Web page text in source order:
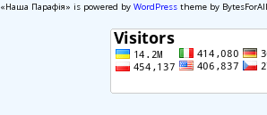
«Наша Парафія» is powered by WordPresstheme by